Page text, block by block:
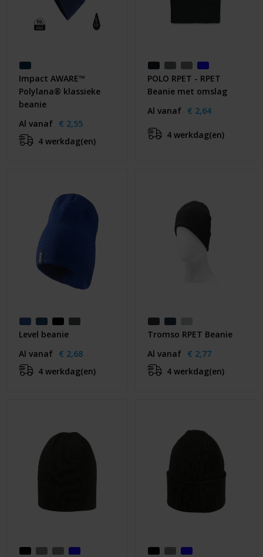
Impact AWARE™
Polylana® klassieke
beanie
Al vanaf € 2,55
4 werkdag(en)
POLO RPET - RPET
Beanie met omslag
Al vanaf € 2,64
4 werkdag(en)
Level beanie
Al vanaf € 2,68
4 werkdag(en)
Tromso RPET Beanie
Al vanaf € 2,77
4 werkdag(en)